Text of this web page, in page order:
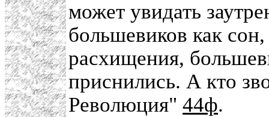
может увидать
большевиков как
расхищения,
приснились. А кто
Революция" 44ф.